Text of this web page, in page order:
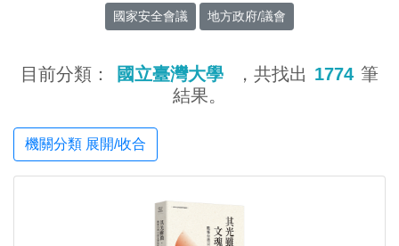
國家安全會議 地方政府/議會
目前分類： 國立臺灣大學 ，共找出 1774 筆
結果。
機關分類 展開/收合